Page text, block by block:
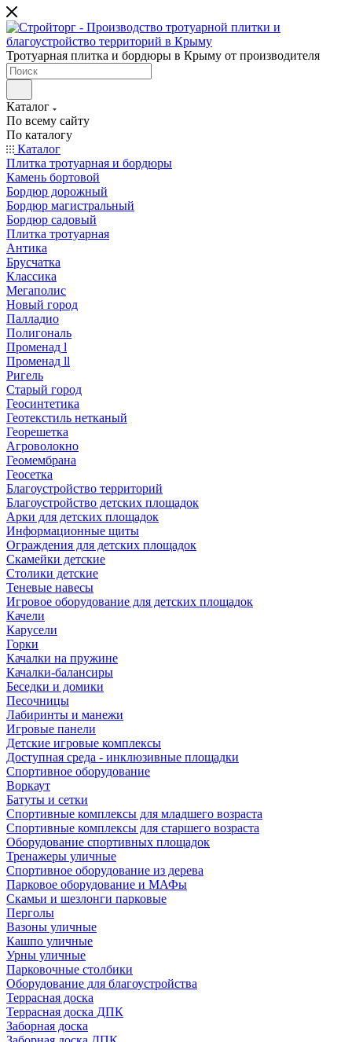
Тротуарная плитка и бордюры в Крыму от производителя
Каталог
По всему сайту
По каталогу
Каталог
Плитка тротуарная и бордюры
Камень бортовой
Бордюр дорожный
Бордюр магистральный
Бордюр садовый
Плитка тротуарная
Антика
Брусчатка
Классика
Мегаполис
Новый город
Палладио
Полигональ
Променад l
Променад ll
Ригель
Старый город
Геосинтетика
Геотекстиль нетканый
Георешетка
Агроволокно
Геомембрана
Геосетка
Благоустройство территорий
Благоустройство детских площадок
Арки для детских площадок
Информационные щиты
Ограждения для детских площадок
Скамейки детские
Столики детские
Теневые навесы
Игровое оборудование для детских площадок
Качели
Карусели
Горки
Качалки на пружине
Качалки-балансиры
Беседки и домики
Песочницы
Лабиринты и манежи
Игровые панели
Детские игровые комплексы
Доступная среда - инклюзивные площадки
Спортивное оборудование
Воркаут
Батуты и сетки
Спортивные комплексы для младшего возраста
Спортивные комплексы для старшего возраста
Оборудование спортивных площадок
Тренажеры уличные
Спортивное оборудование из дерева
Парковое оборудование и МАФы
Скамьи и шезлонги парковые
Перголы
Вазоны уличные
Кашпо уличные
Урны уличные
Парковочные столбики
Оборудование для благоустройства
Террасная доска
Террасная доска ДПК
Заборная доска